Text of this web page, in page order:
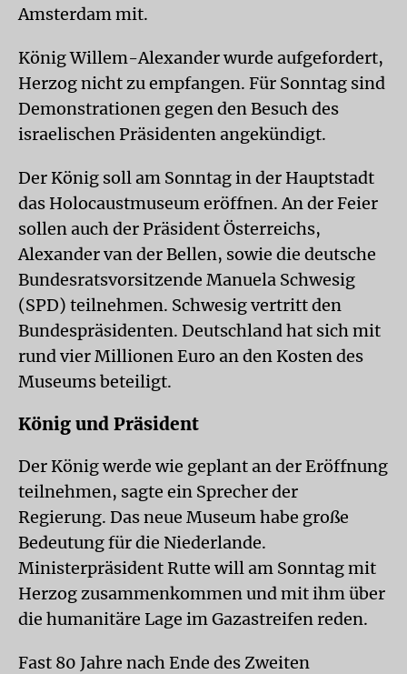
Amsterdam mit.
König Willem-Alexander wurde aufgefordert,
Herzog nicht zu empfangen. Für Sonntag sind
Demonstrationen gegen den Besuch des
israelischen Präsidenten angekündigt.
Der König soll am Sonntag in der Hauptstadt
das Holocaustmuseum eröffnen. An der Feier
sollen auch der Präsident Österreichs,
Alexander van der Bellen, sowie die deutsche
Bundesratsvorsitzende Manuela Schwesig
(SPD) teilnehmen. Schwesig vertritt den
Bundespräsidenten. Deutschland hat sich mit
rund vier Millionen Euro an den Kosten des
Museums beteiligt.
König und Präsident
Der König werde wie geplant an der Eröffnung
teilnehmen, sagte ein Sprecher der
Regierung. Das neue Museum habe große
Bedeutung für die Niederlande.
Ministerpräsident Rutte will am Sonntag mit
Herzog zusammenkommen und mit ihm über
die humanitäre Lage im Gazastreifen reden.
Fast 80 Jahre nach Ende des Zweiten